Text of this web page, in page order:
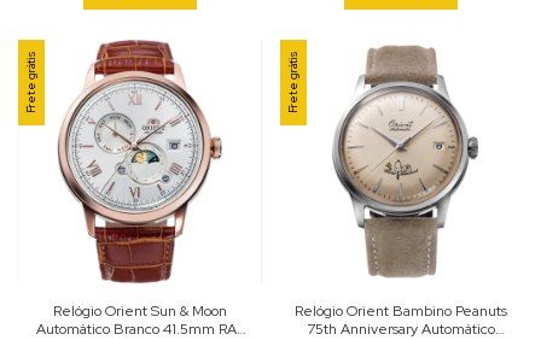
Frete grátis
Relógio Orient Sun & Moon
Automático Branco 41.5mm RA-
Frete grátis
Relógio Orient Bambino Peanuts
75th Anniversary Automático